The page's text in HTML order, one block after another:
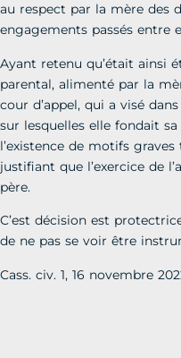
au respect par la mère des
engagements passés entre
Ayant retenu qu’était ainsi
parental, alimenté par la
cour d’appel, qui a visé
sur lesquelles elle fondait
l’existence de motifs
justifiant que l’exercice de
père.
C’est décision est
de ne pas se voir être
Cass. civ. 1, 16 novembre